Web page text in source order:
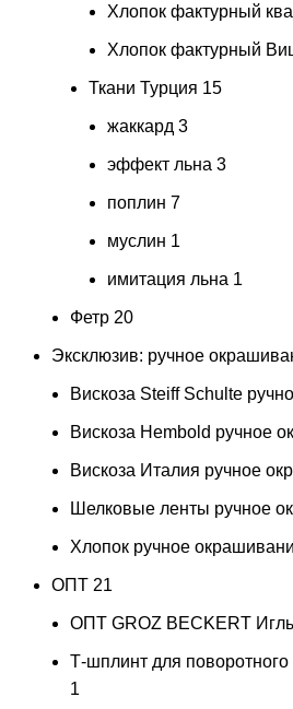
Хлопок фактурный
Хлопок фактурный
Ткани Турция 15
жаккард 3
эффект льна 3
поплин 7
муслин 1
имитация льна 1
Фетр 20
Эксклюзив: ручное
Вискоза Steiff Schulte
Вискоза Hembold ручное
Вискоза Италия ручное
Шелковые ленты ручное
Хлопок ручное
ОПТ 21
ОПТ GROZ BECKERT
Т-шплинт для
1